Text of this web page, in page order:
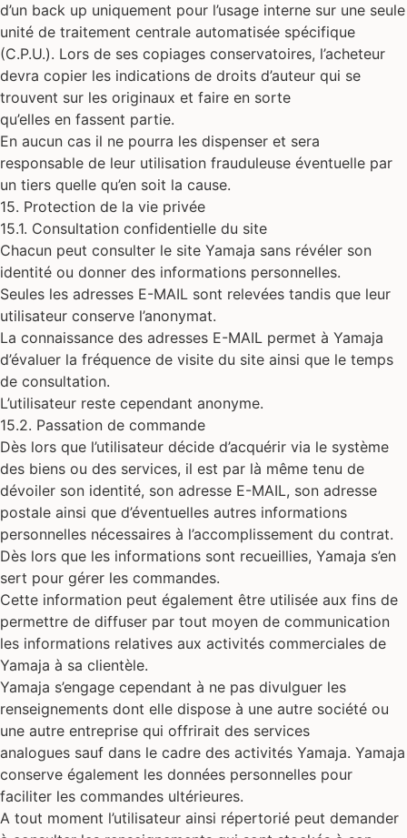
d’un back up uniquement pour l’usage interne sur une seule
unité de traitement centrale automatisée spécifique
(C.P.U.). Lors de ses copiages conservatoires, l’acheteur
devra copier les indications de droits d’auteur qui se
trouvent sur les originaux et faire en sorte
qu’elles en fassent partie.
En aucun cas il ne pourra les dispenser et sera
responsable de leur utilisation frauduleuse éventuelle par
un tiers quelle qu’en soit la cause.
15. Protection de la vie privée
15.1. Consultation confidentielle du site
Chacun peut consulter le site Yamaja sans révéler son
identité ou donner des informations personnelles.
Seules les adresses E-MAIL sont relevées tandis que leur
utilisateur conserve l’anonymat.
La connaissance des adresses E-MAIL permet à Yamaja
d’évaluer la fréquence de visite du site ainsi que le temps
de consultation.
L’utilisateur reste cependant anonyme.
15.2. Passation de commande
Dès lors que l’utilisateur décide d’acquérir via le système
des biens ou des services, il est par là même tenu de
dévoiler son identité, son adresse E-MAIL, son adresse
postale ainsi que d’éventuelles autres informations
personnelles nécessaires à l’accomplissement du contrat.
Dès lors que les informations sont recueillies, Yamaja s’en
sert pour gérer les commandes.
Cette information peut également être utilisée aux fins de
permettre de diffuser par tout moyen de communication
les informations relatives aux activités commerciales de
Yamaja à sa clientèle.
Yamaja s’engage cependant à ne pas divulguer les
renseignements dont elle dispose à une autre société ou
une autre entreprise qui offrirait des services
analogues sauf dans le cadre des activités Yamaja. Yamaja
conserve également les données personnelles pour
faciliter les commandes ultérieures.
A tout moment l’utilisateur ainsi répertorié peut demander